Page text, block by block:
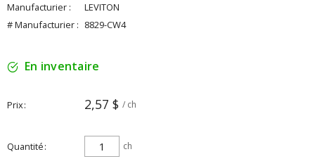
Manufacturier :
LEVITON
# Manufacturier : 8829-CW4
En inventaire
Prix 2,57 $ / ch
Quantité ch